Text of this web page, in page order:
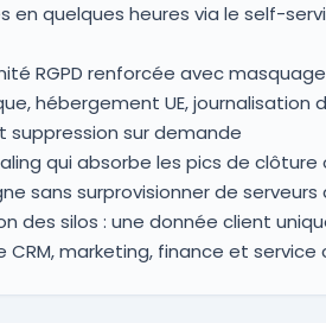
en quelques heures via le self-
RGPD renforcée avec masquage
hébergement UE, journalisation
suppression sur demande
qui absorbe les pics de clôture
sans surprovisionner de serveurs
des silos : une donnée client
CRM, marketing, finance et service